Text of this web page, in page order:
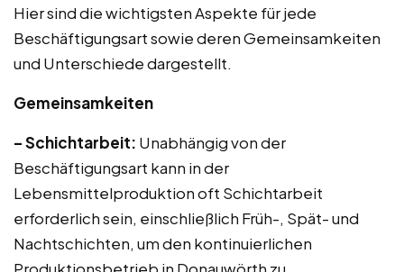
Hier sind die wichtigsten Aspekte für jede
Beschäftigungsart sowie deren Gemeinsamkeiten
und Unterschiede dargestellt.
Gemeinsamkeiten
– Schichtarbeit: Unabhängig von der
Beschäftigungsart kann in der
Lebensmittelproduktion oft Schichtarbeit
erforderlich sein, einschließlich Früh-, Spät- und
Nachtschichten, um den kontinuierlichen